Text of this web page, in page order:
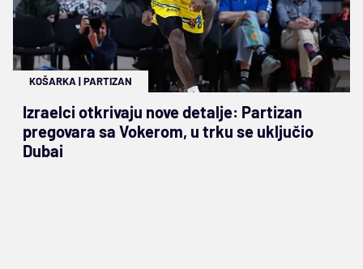
KOŠARKA |PARTIZAN
Izraelci otkrivaju nove detalje: Partizan
pregovara sa Vokerom, u trku se uključio
Dubai